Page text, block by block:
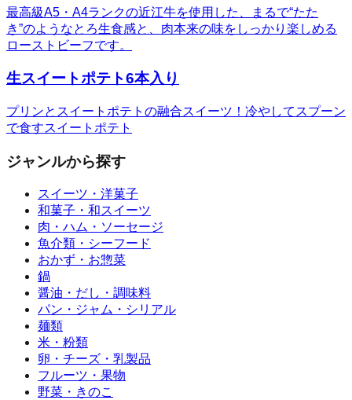
最高級A5・A4ランクの近江牛を使用した、まるで“たた
き”のようなとろ生食感と、肉本来の味をしっかり楽しめる
ローストビーフです。
生スイートポテト6本入り
プリンとスイートポテトの融合スイーツ！冷やしてスプーン
で食すスイートポテト
ジャンルから探す
スイーツ・洋菓子
和菓子・和スイーツ
肉・ハム・ソーセージ
魚介類・シーフード
おかず・お惣菜
鍋
醤油・だし・調味料
パン・ジャム・シリアル
麺類
米・粉類
卵・チーズ・乳製品
フルーツ・果物
野菜・きのこ